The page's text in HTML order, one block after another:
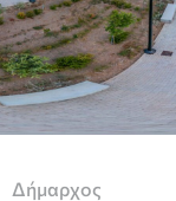
Δήμαρχος